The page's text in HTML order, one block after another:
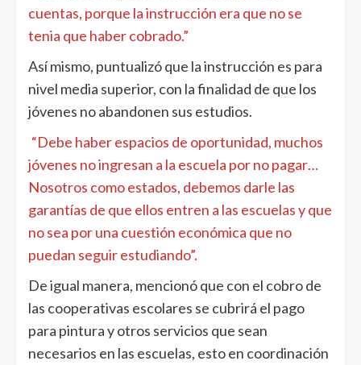
cuentas, porque la instrucción era que no se
tenia que haber cobrado.”
Así mismo, puntualizó que la instrucción es para
nivel media superior, con la finalidad de que los
jóvenes no abandonen sus estudios.
“Debe haber espacios de oportunidad, muchos
jóvenes no ingresan a la escuela por no pagar…
Nosotros como estados, debemos darle las
garantías de que ellos entren a las escuelas y que
no sea por una cuestión económica que no
puedan seguir estudiando”.
De igual manera, mencionó que con el cobro de
las cooperativas escolares se cubrirá el pago
para pintura y otros servicios que sean
necesarios en las escuelas, esto en coordinación